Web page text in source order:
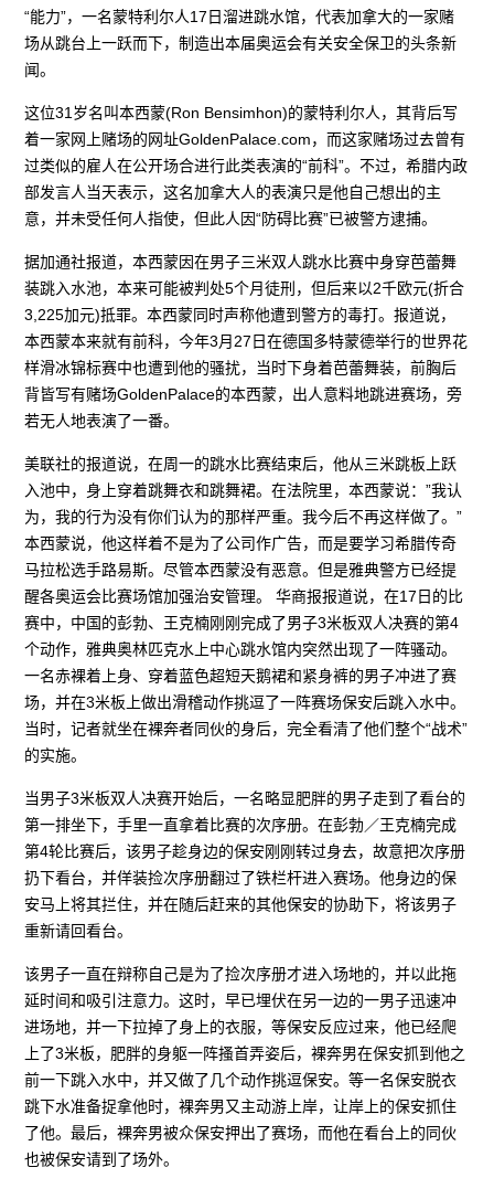
“能力”，一名蒙特利尔人17日溜进跳水馆，代表加拿大的一家赌
场从跳台上一跃而下，制造出本届奥运会有关安全保卫的头条新
闻。
这位31岁名叫本西蒙(Ron Bensimhon)的蒙特利尔人，其背后写
着一家网上赌场的网址GoldenPalace.com，而这家赌场过去曾有
过类似的雇人在公开场合进行此类表演的“前科”。不过，希腊内政
部发言人当天表示，这名加拿大人的表演只是他自己想出的主
意，并未受任何人指使，但此人因“防碍比赛”已被警方逮捕。
据加通社报道，本西蒙因在男子三米双人跳水比赛中身穿芭蕾舞
装跳入水池，本来可能被判处5个月徒刑，但后来以2千欧元(折合
3,225加元)抵罪。本西蒙同时声称他遭到警方的毒打。报道说，
本西蒙本来就有前科，今年3月27日在德国多特蒙德举行的世界花
样滑冰锦标赛中也遭到他的骚扰，当时下身着芭蕾舞装，前胸后
背皆写有赌场GoldenPalace的本西蒙，出人意料地跳进赛场，旁
若无人地表演了一番。
美联社的报道说，在周一的跳水比赛结束后，他从三米跳板上跃
入池中，身上穿着跳舞衣和跳舞裙。在法院里，本西蒙说：”我认
为，我的行为没有你们认为的那样严重。我今后不再这样做了。”
本西蒙说，他这样着不是为了公司作广告，而是要学习希腊传奇
马拉松选手路易斯。尽管本西蒙没有恶意。但是雅典警方已经提
醒各奥运会比赛场馆加强治安管理。 华商报报道说，在17日的比
赛中，中国的彭勃、王克楠刚刚完成了男子3米板双人决赛的第4
个动作，雅典奥林匹克水上中心跳水馆内突然出现了一阵骚动。
一名赤裸着上身、穿着蓝色超短天鹅裙和紧身裤的男子冲进了赛
场，并在3米板上做出滑稽动作挑逗了一阵赛场保安后跳入水中。
当时，记者就坐在裸奔者同伙的身后，完全看清了他们整个“战术”
的实施。
当男子3米板双人决赛开始后，一名略显肥胖的男子走到了看台的
第一排坐下，手里一直拿着比赛的次序册。在彭勃／王克楠完成
第4轮比赛后，该男子趁身边的保安刚刚转过身去，故意把次序册
扔下看台，并佯装捡次序册翻过了铁栏杆进入赛场。他身边的保
安马上将其拦住，并在随后赶来的其他保安的协助下，将该男子
重新请回看台。
该男子一直在辩称自己是为了捡次序册才进入场地的，并以此拖
延时间和吸引注意力。这时，早已埋伏在另一边的一男子迅速冲
进场地，并一下拉掉了身上的衣服，等保安反应过来，他已经爬
上了3米板，肥胖的身躯一阵搔首弄姿后，裸奔男在保安抓到他之
前一下跳入水中，并又做了几个动作挑逗保安。等一名保安脱衣
跳下水准备捉拿他时，裸奔男又主动游上岸，让岸上的保安抓住
了他。最后，裸奔男被众保安押出了赛场，而他在看台上的同伙
也被保安请到了场外。